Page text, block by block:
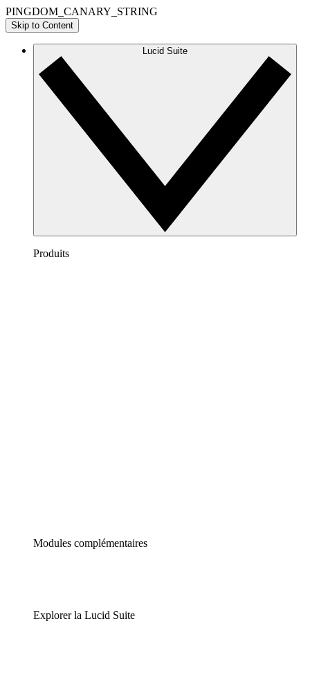
PINGDOM_CANARY_STRING
Skip to Content
Lucid Suite
Produits
Modules complémentaires
Explorer la Lucid Suite